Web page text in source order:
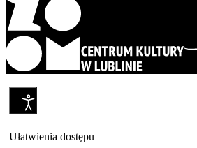
Ułatwienia dostępu